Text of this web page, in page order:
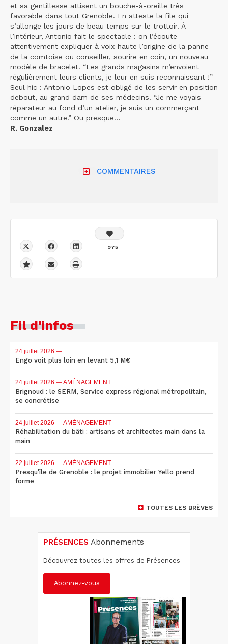
et sa gentillesse attisent un bouche-à-oreille très
favorable dans tout Grenoble. En atteste la file qui
s’allonge les jours de beau temps sur le trottoir. À
l’intérieur, Antonio fait le spectacle : on l’écoute
attentivement expliquer à voix haute l’origine de la panne
de la comtoise ou conseiller, sourire en coin, un nouveau
modèle de bracelet. “Les grands magasins m’envoient
régulièrement leurs clients, je leur en suis reconnaissant !”
Seul hic : Antonio Lopes est obligé de les servir en position
debout, au grand dam de ses médecins. “Je me voyais
réparateur au fond d’un atelier, je suis un commerçant
comme un autre.” Ou presque…
R. Gonzalez
COMMENTAIRES
975
Fil d'infos
24 juillet 2026 —
Engo voit plus loin en levant 5,1 M€
24 juillet 2026 — AMÉNAGEMENT
Brignoud : le SERM, Service express régional métropolitain,
se concrétise
24 juillet 2026 — AMÉNAGEMENT
Réhabilitation du bâti : artisans et architectes main dans la
main
22 juillet 2026 — AMÉNAGEMENT
Presqu'île de Grenoble : le projet immobilier Yello prend
forme
TOUTES LES BRÈVES
PRÉSENCES Abonnements
Découvrez toutes les offres de Présences
Abonnez-vous